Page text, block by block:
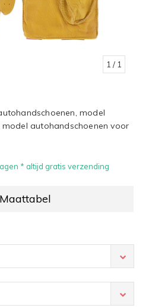
1 / 1
model
autohandschoenen voor
* altijd gratis verzending
Maattabel